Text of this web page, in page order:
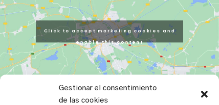
Gestionar el consentimiento
de las cookies
Click to accept marketing cookies and
enable this content